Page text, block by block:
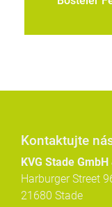
Kontaktujte
KVG Stade GmbH
Harburger Street
21680 Stade